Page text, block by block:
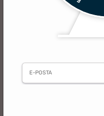
Tutucu Anahtarlık Hediye Seti